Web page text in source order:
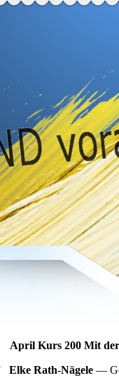
April Kurs 200 Mit
Elke Rath-Nägele —